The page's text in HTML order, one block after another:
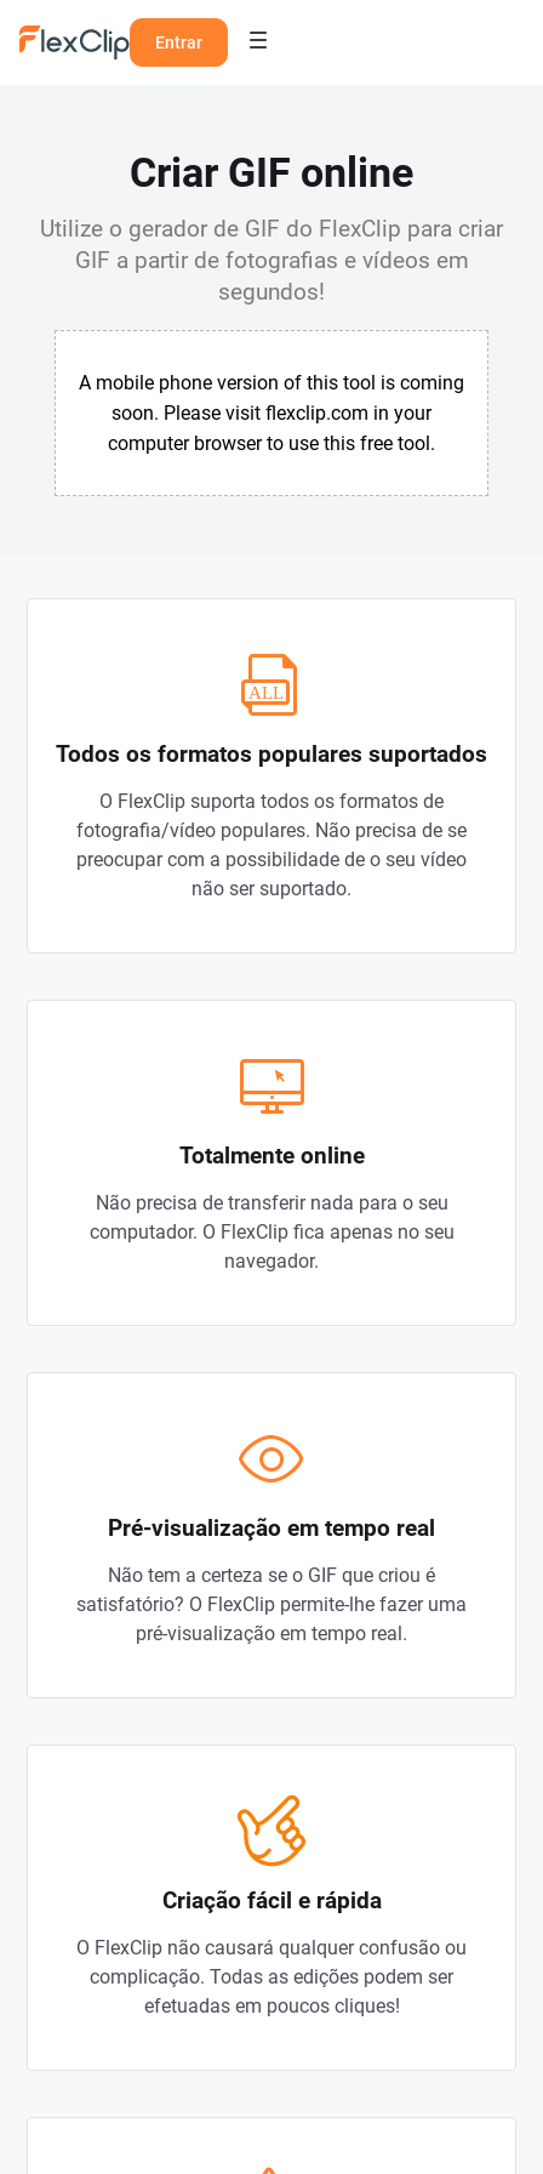
Entrar
Criar GIF online
Utilize o gerador de GIF do FlexClip para criar
GIF a partir de fotografias e vídeos em
segundos!
A mobile phone version of this tool is coming
soon. Please visit flexclip.com in your
computer browser to use this free tool.
Todos os formatos populares suportados
O FlexClip suporta todos os formatos de
fotografia/vídeo populares. Não precisa de se
preocupar com a possibilidade de o seu vídeo
não ser suportado.
Totalmente online
Não precisa de transferir nada para o seu
computador. O FlexClip fica apenas no seu
navegador.
Pré-visualização em tempo real
Não tem a certeza se o GIF que criou é
satisfatório? O FlexClip permite-lhe fazer uma
pré-visualização em tempo real.
Criação fácil e rápida
O FlexClip não causará qualquer confusão ou
complicação. Todas as edições podem ser
efetuadas em poucos cliques!